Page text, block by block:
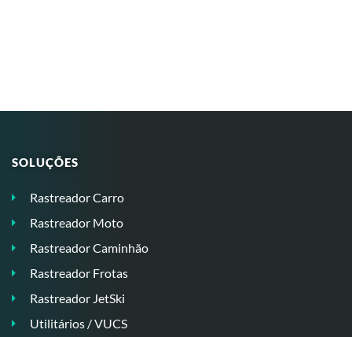
SOLUÇÕES
Rastreador Carro
Rastreador Moto
Rastreador Caminhão
Rastreador Frotas
Rastreador JetSki
Utilitários / VUCS